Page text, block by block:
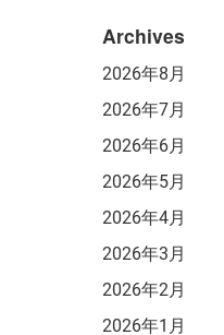
Archives
2026年8月
2026年7月
2026年6月
2026年5月
2026年4月
2026年3月
2026年2月
2026年1月